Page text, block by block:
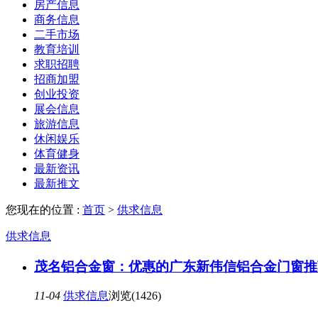
房产信息
商务信息
二手市场
教育培训
求职招聘
招商加盟
创业投资
展会信息
旅游信息
休闲娱乐
体育健身
最新资讯
最新推文
您现在的位置 : 首页 > 供求信息
供求信息
茂名铝合金窗：优惠的广东新伟信铝合金门窗
11-04 供求信息浏览(1426)